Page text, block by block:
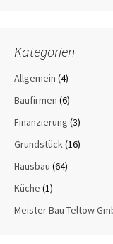
Kategorien
Allgemein (4)
Baufirmen (6)
Finanzierung (3)
Grundstück(16)
Hausbau (64)
Küche (1)
Meister Bau Teltow